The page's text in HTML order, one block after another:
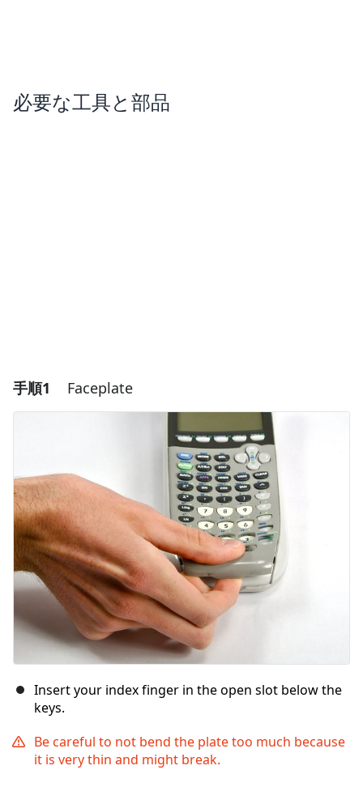
必要な工具と部品
手順1 Faceplate
Insert your index finger in the open slot below the
keys.
Be careful to not bend the plate too much because
it is very thin and might break.